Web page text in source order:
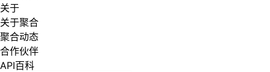
关于
关于聚合
聚合动态
合作伙伴
API百科